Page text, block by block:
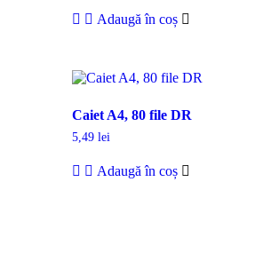
Adaugă în coș
Caiet A4, 80 file DR
5,49 lei
Adaugă în coș